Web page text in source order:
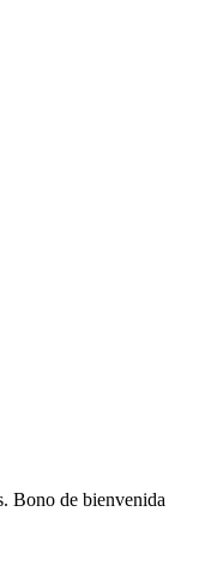
Bono de bienvenida